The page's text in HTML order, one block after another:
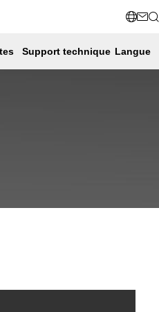
Support technique Langue